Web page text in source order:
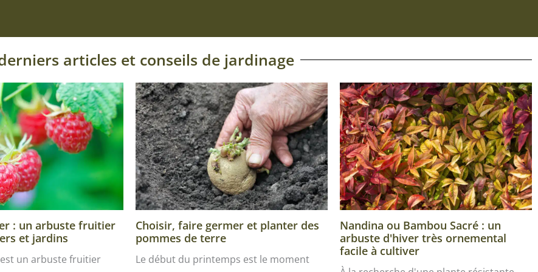
articles et conseils de jardinage
: un arbuste fruitier
et jardins
un arbuste fruitier
Choisir, faire germer et planter des
pommes de terre
Le début du printemps est le moment
Nandina ou Bambou Sacré : un
arbuste d'hiver très ornemental
facile à cultiver